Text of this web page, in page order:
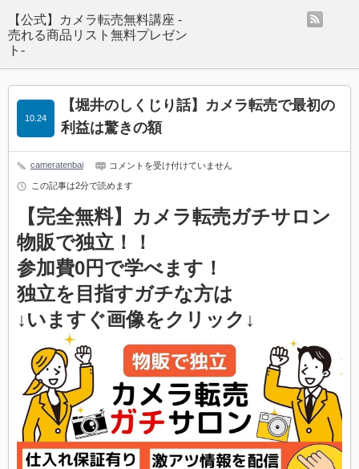
【公式】カメラ転売無料講座 -
売れる商品リスト無料プレゼン
ト-
【堀井のしくじり話】カメラ転売で最初の
利益は驚きの額
10.24
cameratenbai
【堀
の
く
じ
り
話】
カ
メ
ラ
転
売
で
は
驚
き
の
額
は
コメントを受け付けていません
この記事は2分で読めます
【完全無料】カメラ転売ガチサロン
物販で独立！！
参加費0円で学べます！
独立を目指すガチな方は
↓いますぐ画像をクリック↓